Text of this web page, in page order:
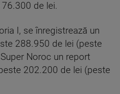
de lei.
I, se înregistrează un
288.950 de lei (peste
Noroc un report
202.200 de lei (peste